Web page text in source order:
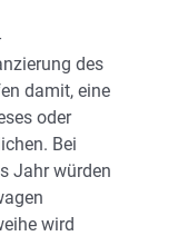
des
damit, eine
oder
Bei
Jahr würden
wird